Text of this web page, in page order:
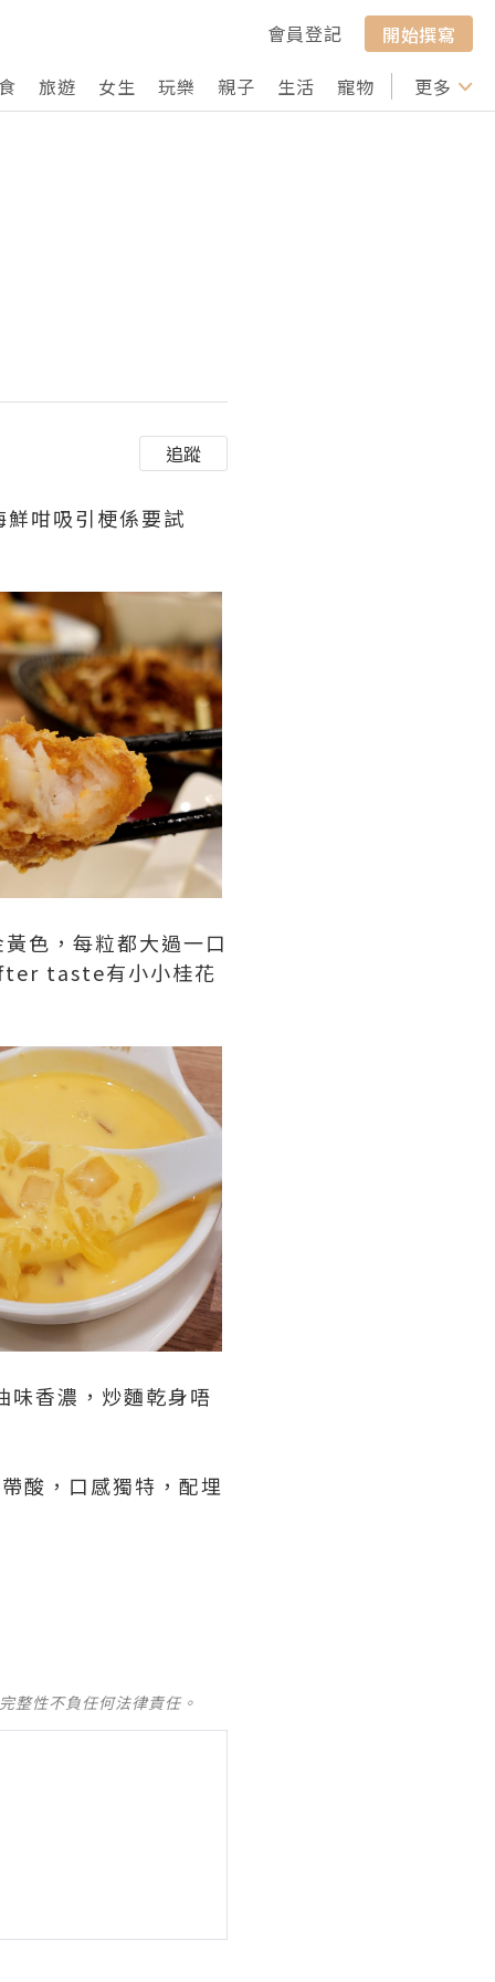
會員登記
開始撰寫
旅遊 女生 玩樂 親子 生活 寵物 行山 打卡
更多
追蹤
咁吸引梗係要試
色，每粒都大過一口
taste有小小桂花
味香濃，炒麵乾身唔
酸，口感獨特，配埋
整性不負任何法律責任。